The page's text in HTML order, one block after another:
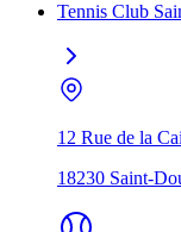
Tennis Club
12 Rue de la
18230 Saint-